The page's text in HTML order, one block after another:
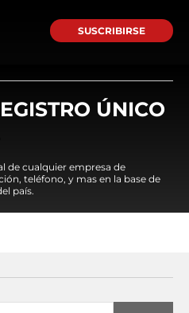
SUSCRIBIRSE
ÚNICO
de cualquier empresa de
teléfono, y mas en la base de
país.